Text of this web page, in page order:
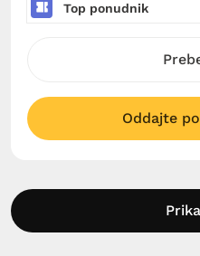
Top ponudnik
Oddajte